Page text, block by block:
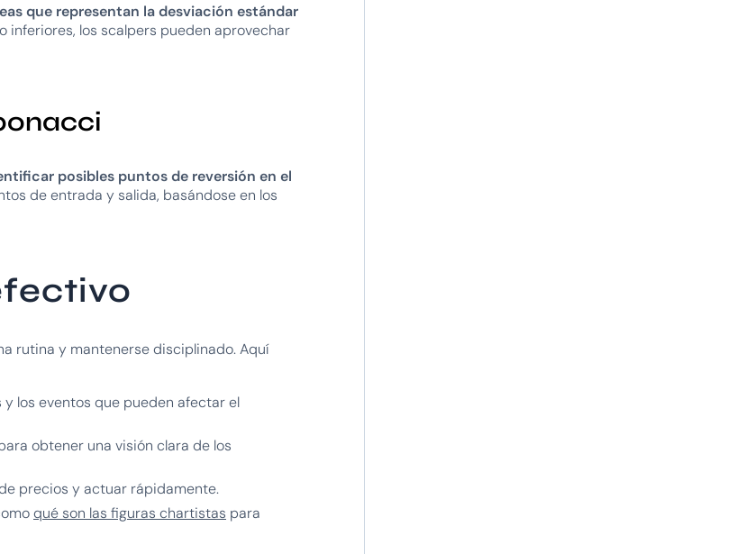
que representan la desviación estándar
inferiores, los scalpers pueden aprovechar
posibles puntos de reversión en el
de entrada y salida, basándose en los
rutina y mantenerse disciplinado. Aquí
los eventos que pueden afectar el
obtener una visión clara de los
precios y actuar rápidamente.
qué son las figuras chartistas para